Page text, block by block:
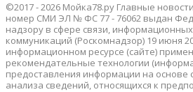
©2017 - 2026 Мойка78.ру Главные
номер СМИ ЭЛ № ФС 77 - 76062 выдан
надзору в сфере связи,
коммуникаций (Роскомнадзор) 19 июня
информационном ресурсе (сайте)
рекомендательные технологии
предоставления информации на основе
анализа сведений, относящихся к